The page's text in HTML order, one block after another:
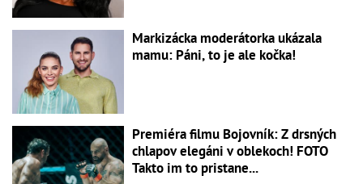
Markizácka moderátorka ukázala
mamu: Páni, to je ale kočka!
Premiéra filmu Bojovník: Z drsných
chlapov elegáni v oblekoch! FOTO
Takto im to pristane...